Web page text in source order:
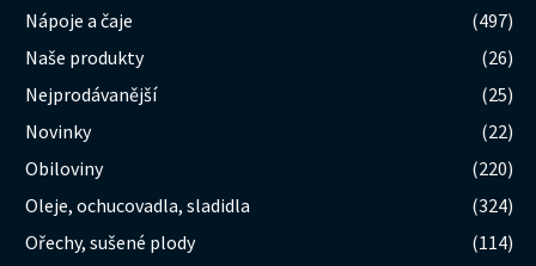
Nápoje a čaje
(497)
Naše produkty
(26)
Nejprodávanější
(25)
Novinky
(22)
Obiloviny
(220)
Oleje, ochucovadla, sladidla
(324)
Ořechy, sušené plody
(114)